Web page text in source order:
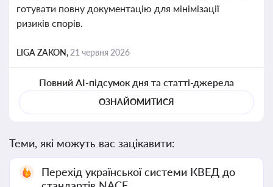
готувати повну документацію для мінімізації
ризиків спорів.
LIGA ZAKON, 21 червня 2026
Повний AI-підсумок дня та статті-джерела
ОЗНАЙОМИТИСЯ
Теми, які можуть вас зацікавити:
Перехід української системи КВЕД до